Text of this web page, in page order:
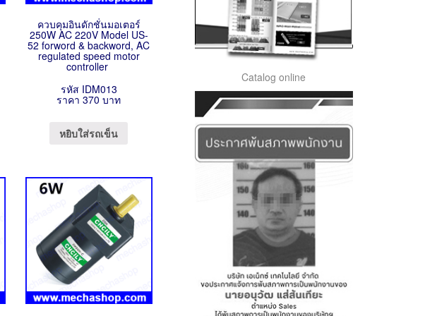
ควบคุมอินดักชั่นมอเตอร์
250W AC 220V Model US-
52 forword & backword, AC
regulated speed motor
controller
รหัส IDM013
ราคา 370 บาท
หยิบใส่รถเข็น
Catalog online